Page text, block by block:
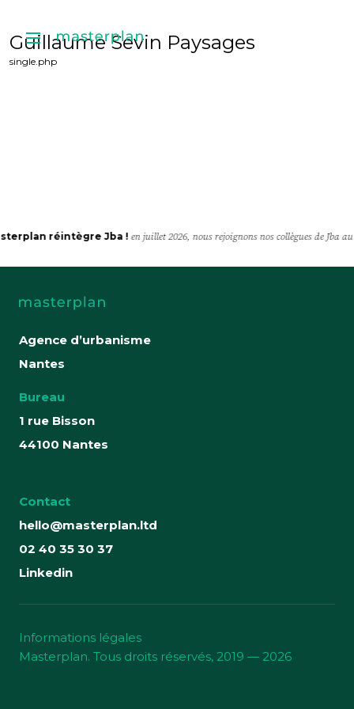
Guillaume Sevin Paysages
single.php
réintègre Jba ! en juillet 2026, nous rejoignons nos collègues de Jba
Agence d’urbanisme
Nantes
Bureau
1 rue Bisson
44100 Nantes
Contact
hello@masterplan.ltd
02 40 35 30 37
Linkedin
Informations légales
Masterplan. Tous droits réservés, 2019 — 2026